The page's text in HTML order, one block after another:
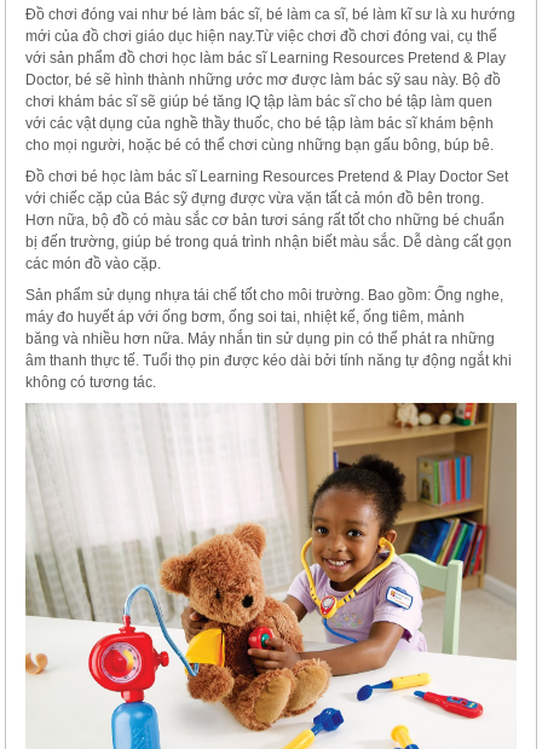
Đồ chơi đóng vai như bé làm bác sĩ, bé làm ca sĩ, bé làm kĩ sư là xu hướng
mới của đồ chơi giáo dục hiện nay.Từ việc chơi đồ chơi đóng vai, cụ thể
với sản phẩm đồ chơi học làm bác sĩ Learning Resources Pretend & Play
Doctor, bé sẽ hình thành những ước mơ được làm bác sỹ sau này. Bộ đồ
chơi khám bác sĩ sẽ giúp bé tăng IQ tập làm bác sĩ cho bé tập làm quen
với các vật dụng của nghề thầy thuốc, cho bé tập làm bác sĩ khám bệnh
cho mọi người, hoặc bé có thể chơi cùng những bạn gấu bông, búp bê.
Đồ chơi bé học làm bác sĩ Learning Resources Pretend & Play Doctor Set
với chiếc cặp của Bác sỹ đựng được vừa vặn tất cả món đồ bên trong.
Hơn nữa, bộ đồ có màu sắc cơ bản tươi sáng rất tốt cho những bé chuẩn
bị đến trường, giúp bé trong quá trình nhận biết màu sắc. Dễ dàng cất gọn
các món đồ vào cặp.
Sản phẩm sử dụng nhựa tái chế tốt cho môi trường. Bao gồm: Ống nghe,
máy đo huyết áp với ống bơm, ống soi tai, nhiệt kế, ống tiêm, mảnh
băng và nhiều hơn nữa. Máy nhắn tin sử dụng pin có thể phát ra những
âm thanh thực tế. Tuổi thọ pin được kéo dài bởi tính năng tự động ngắt khi
không có tương tác.